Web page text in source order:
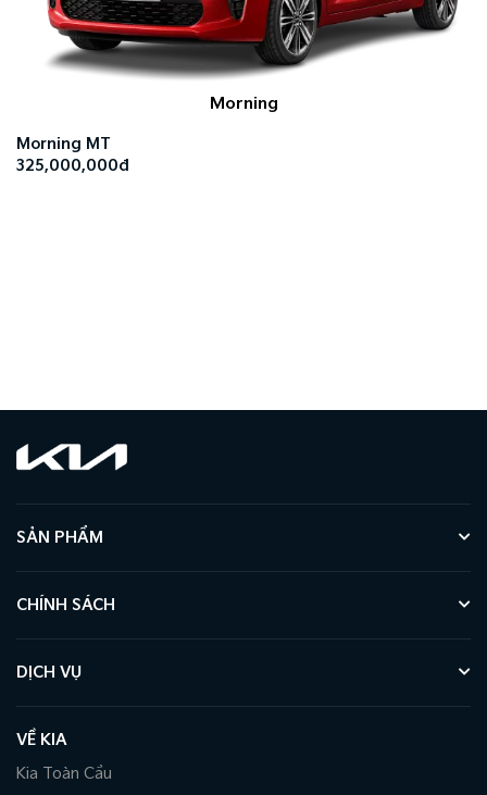
Morning
Morning MT
325,000,000đ
SẢN PHẨM
CHÍNH SÁCH
DỊCH VỤ
VỀ KIA
Kia Toàn Cầu